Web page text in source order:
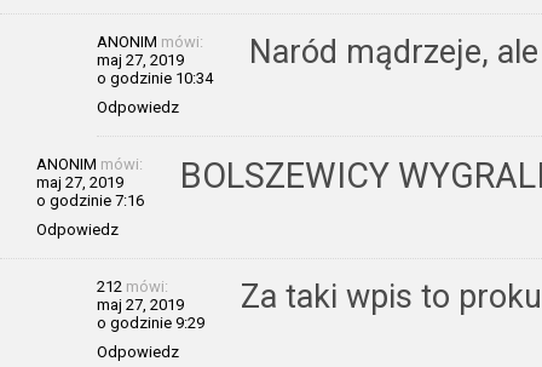
ANONIM mówi:
maj 27, 2019
o godzinie 10:34
Odpowiedz
Naród mądrzeje,
ANONIM mówi:
maj 27, 2019
o godzinie 7:16
Odpowiedz
BOLSZEWICY
212 mówi:
maj 27, 2019
o godzinie 9:29
Odpowiedz
Za taki wpis to